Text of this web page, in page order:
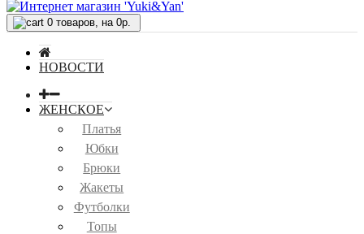
0 товаров, на 0р.
НОВОСТИ
ЖЕНСКОЕ
Платья
Юбки
Брюки
Жакеты
Футболки
Топы